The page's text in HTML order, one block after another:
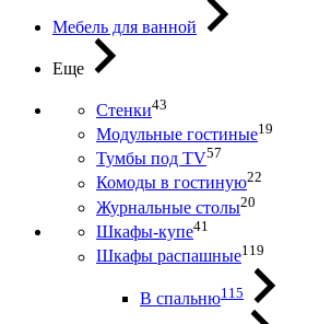
Мебель для ванной
Еще
Стенки43
Модульные гостиные19
Тумбы под ТV57
Комоды в гостиную22
Журнальные столы20
Шкафы-купе41
Шкафы распашные119
В спальню115